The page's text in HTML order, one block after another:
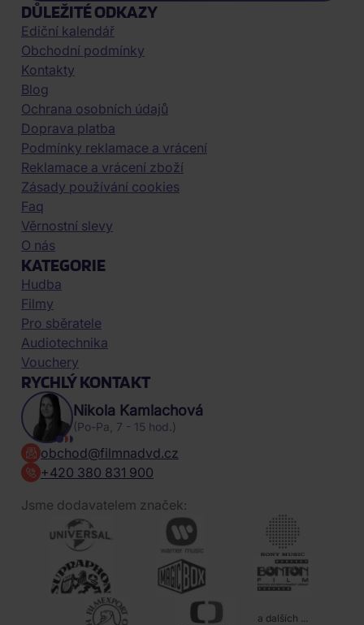
DŮLEŽITÉ ODKAZY
Ediční kalendář
Obchodní podmínky
Kontakty
Blog
Ochrana osobních údajů
Doprava platba
Podmínky reklamace a vrácení
Reklamace a vrácení zboží
Zásady používání cookies
Faq
Věrnostní slevy
O nás
KATEGORIE
Hudba
Filmy
Pro sběratele
Audiotechnika
Vouchery
RYCHLÝ KONTAKT
Nikola Kamlachová
(Po-Pa, 7 - 15 hod.)
obchod@filmnadvd.cz
+420 380 831 900
Jsme dodavatelem značek:
a dalších ...